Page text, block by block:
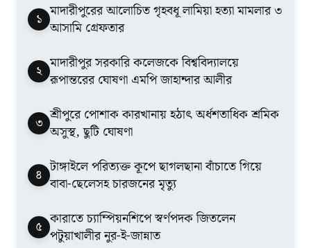
১ মাদারীপুরের আলোচিত গৃহবধূ লামিয়া হত্যা মামলার ৩
আসামি গ্রেফতার
২ মাদারীপুর সরকারি কলেজকে বিশ্ববিদ্যালয়ে
রূপান্তরের ঘোষণা এমপি জাহান্দার আলীর
৩ শ্রীপুরে পোশাক কারখানায় হঠাৎ অর্ধশতাধিক শ্রমিক
অসুস্থ, ছুটি ঘোষণা
৪ টাঙ্গাইলে পরিত্যক্ত কূপে ছাগলছানা বাঁচাতে গিয়ে
বাবা-ছেলেসহ চারজনের মৃত্যু
৫ কারাতে চ্যাম্পিয়নশিপে স্বর্ণপদক জিতলেন
পটুয়াখালীর নুর-ই-জান্নাত